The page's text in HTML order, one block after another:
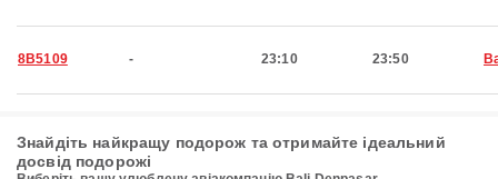
8B5109 - 23:10 23:50
Знайдіть найкращу подорож та отримайте ідеальний
досвід подорожі